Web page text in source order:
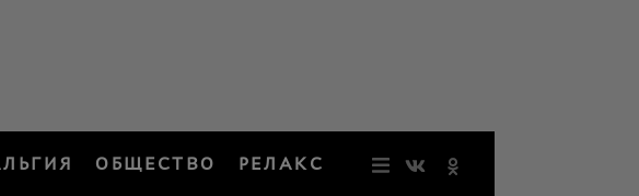
ОБЩЕСТВО РЕЛАКС